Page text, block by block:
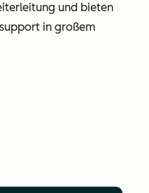
und bieten
in großem